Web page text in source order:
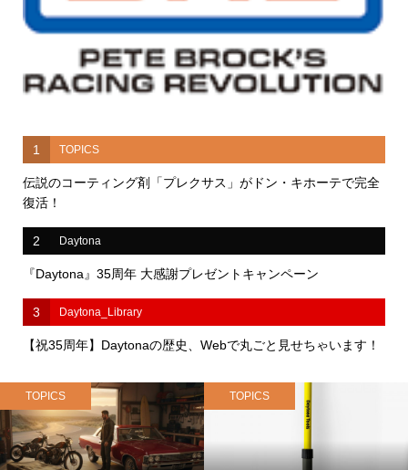
1 TOPICS
伝説のコーティング剤「プレクサス」がドン・キホーテで完全
復活！
2 Daytona
『Daytona』35周年 大感謝プレゼントキャンペーン
3 Daytona_Library
【祝35周年】Daytonaの歴史、Webで丸ごと見せちゃいます！
TOPICS TOPICS